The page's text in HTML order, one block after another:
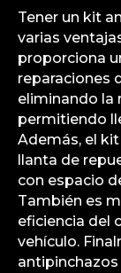
Tener un kit
varias
proporciona
reparaciones
eliminando la
permitiendo
Además, el
llanta de
con espacio
También es
eficiencia del
vehículo.